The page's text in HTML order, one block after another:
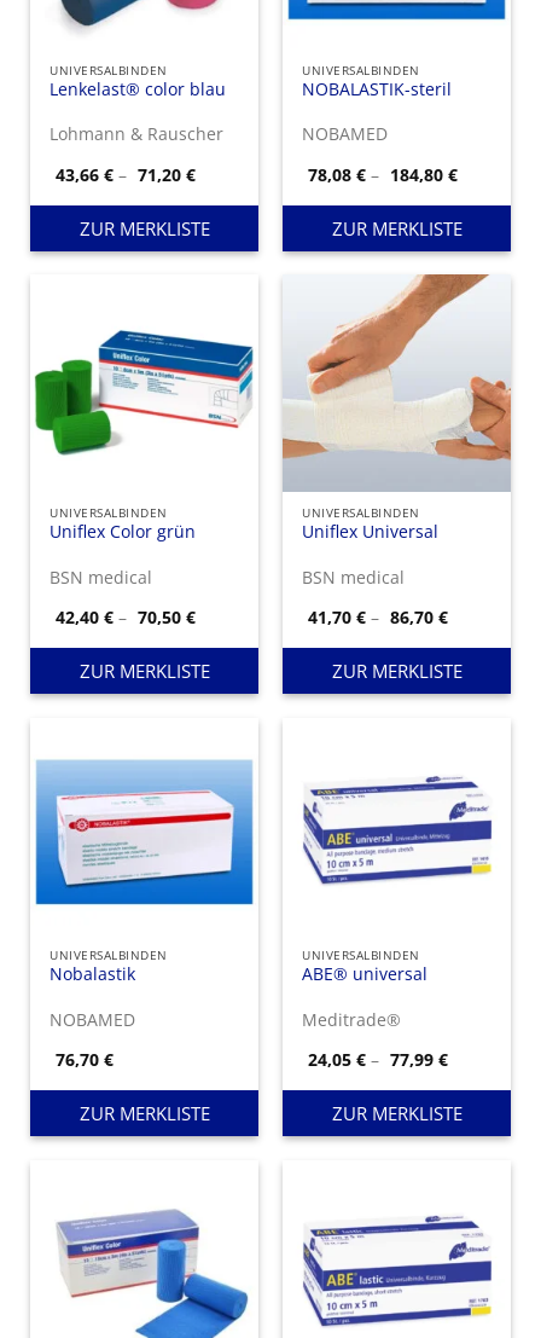
UNIVERSALBINDEN
Lenkelast® color blau
Lohmann & Rauscher
43,66€ – 71,20€Preisspanne:
43,66 €
bis
71,20 €
ZUR MERKLISTE
UNIVERSALBINDEN
NOBALASTIK-steril
NOBAMED
78,08€ – 184,80€
78,08 €
bis
184,80 €
ZUR MERKLISTE
UNIVERSALBINDEN
Uniflex Color grün
BSN medical
42,40€ – 70,50€Preisspanne:
42,40 €
bis
70,50 €
ZUR MERKLISTE
UNIVERSALBINDEN
Uniflex Universal
BSN medical
41,70€ – 86,70€
41,70 €
bis
86,70 €
ZUR MERKLISTE
UNIVERSALBINDEN
Nobalastik
NOBAMED
76,70€
ZUR MERKLISTE
UNIVERSALBINDEN
ABE® universal
Meditrade®
24,05€ – 77,99€
24,05 €
bis
77,99 €
ZUR MERKLISTE